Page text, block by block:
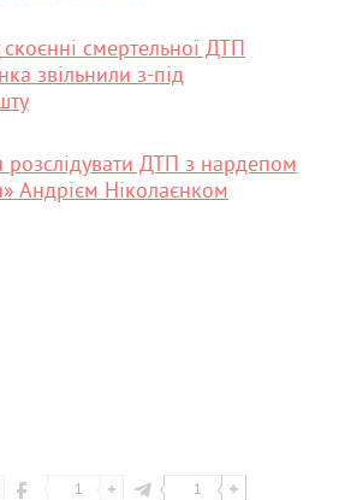
смертельної ДТП
звільнили з-під
розслідувати ДТП з нардепом
Андрієм Ніколаєнком
1 1